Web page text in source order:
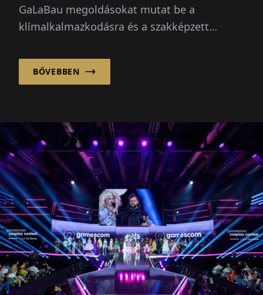
GaLaBau megoldásokat mutat be a
klímalkalmazkodásra és a szakképzett
jövőbeli tér a digitalizáció és mesterséges
intelligencia számára.
BŐVEBBEN